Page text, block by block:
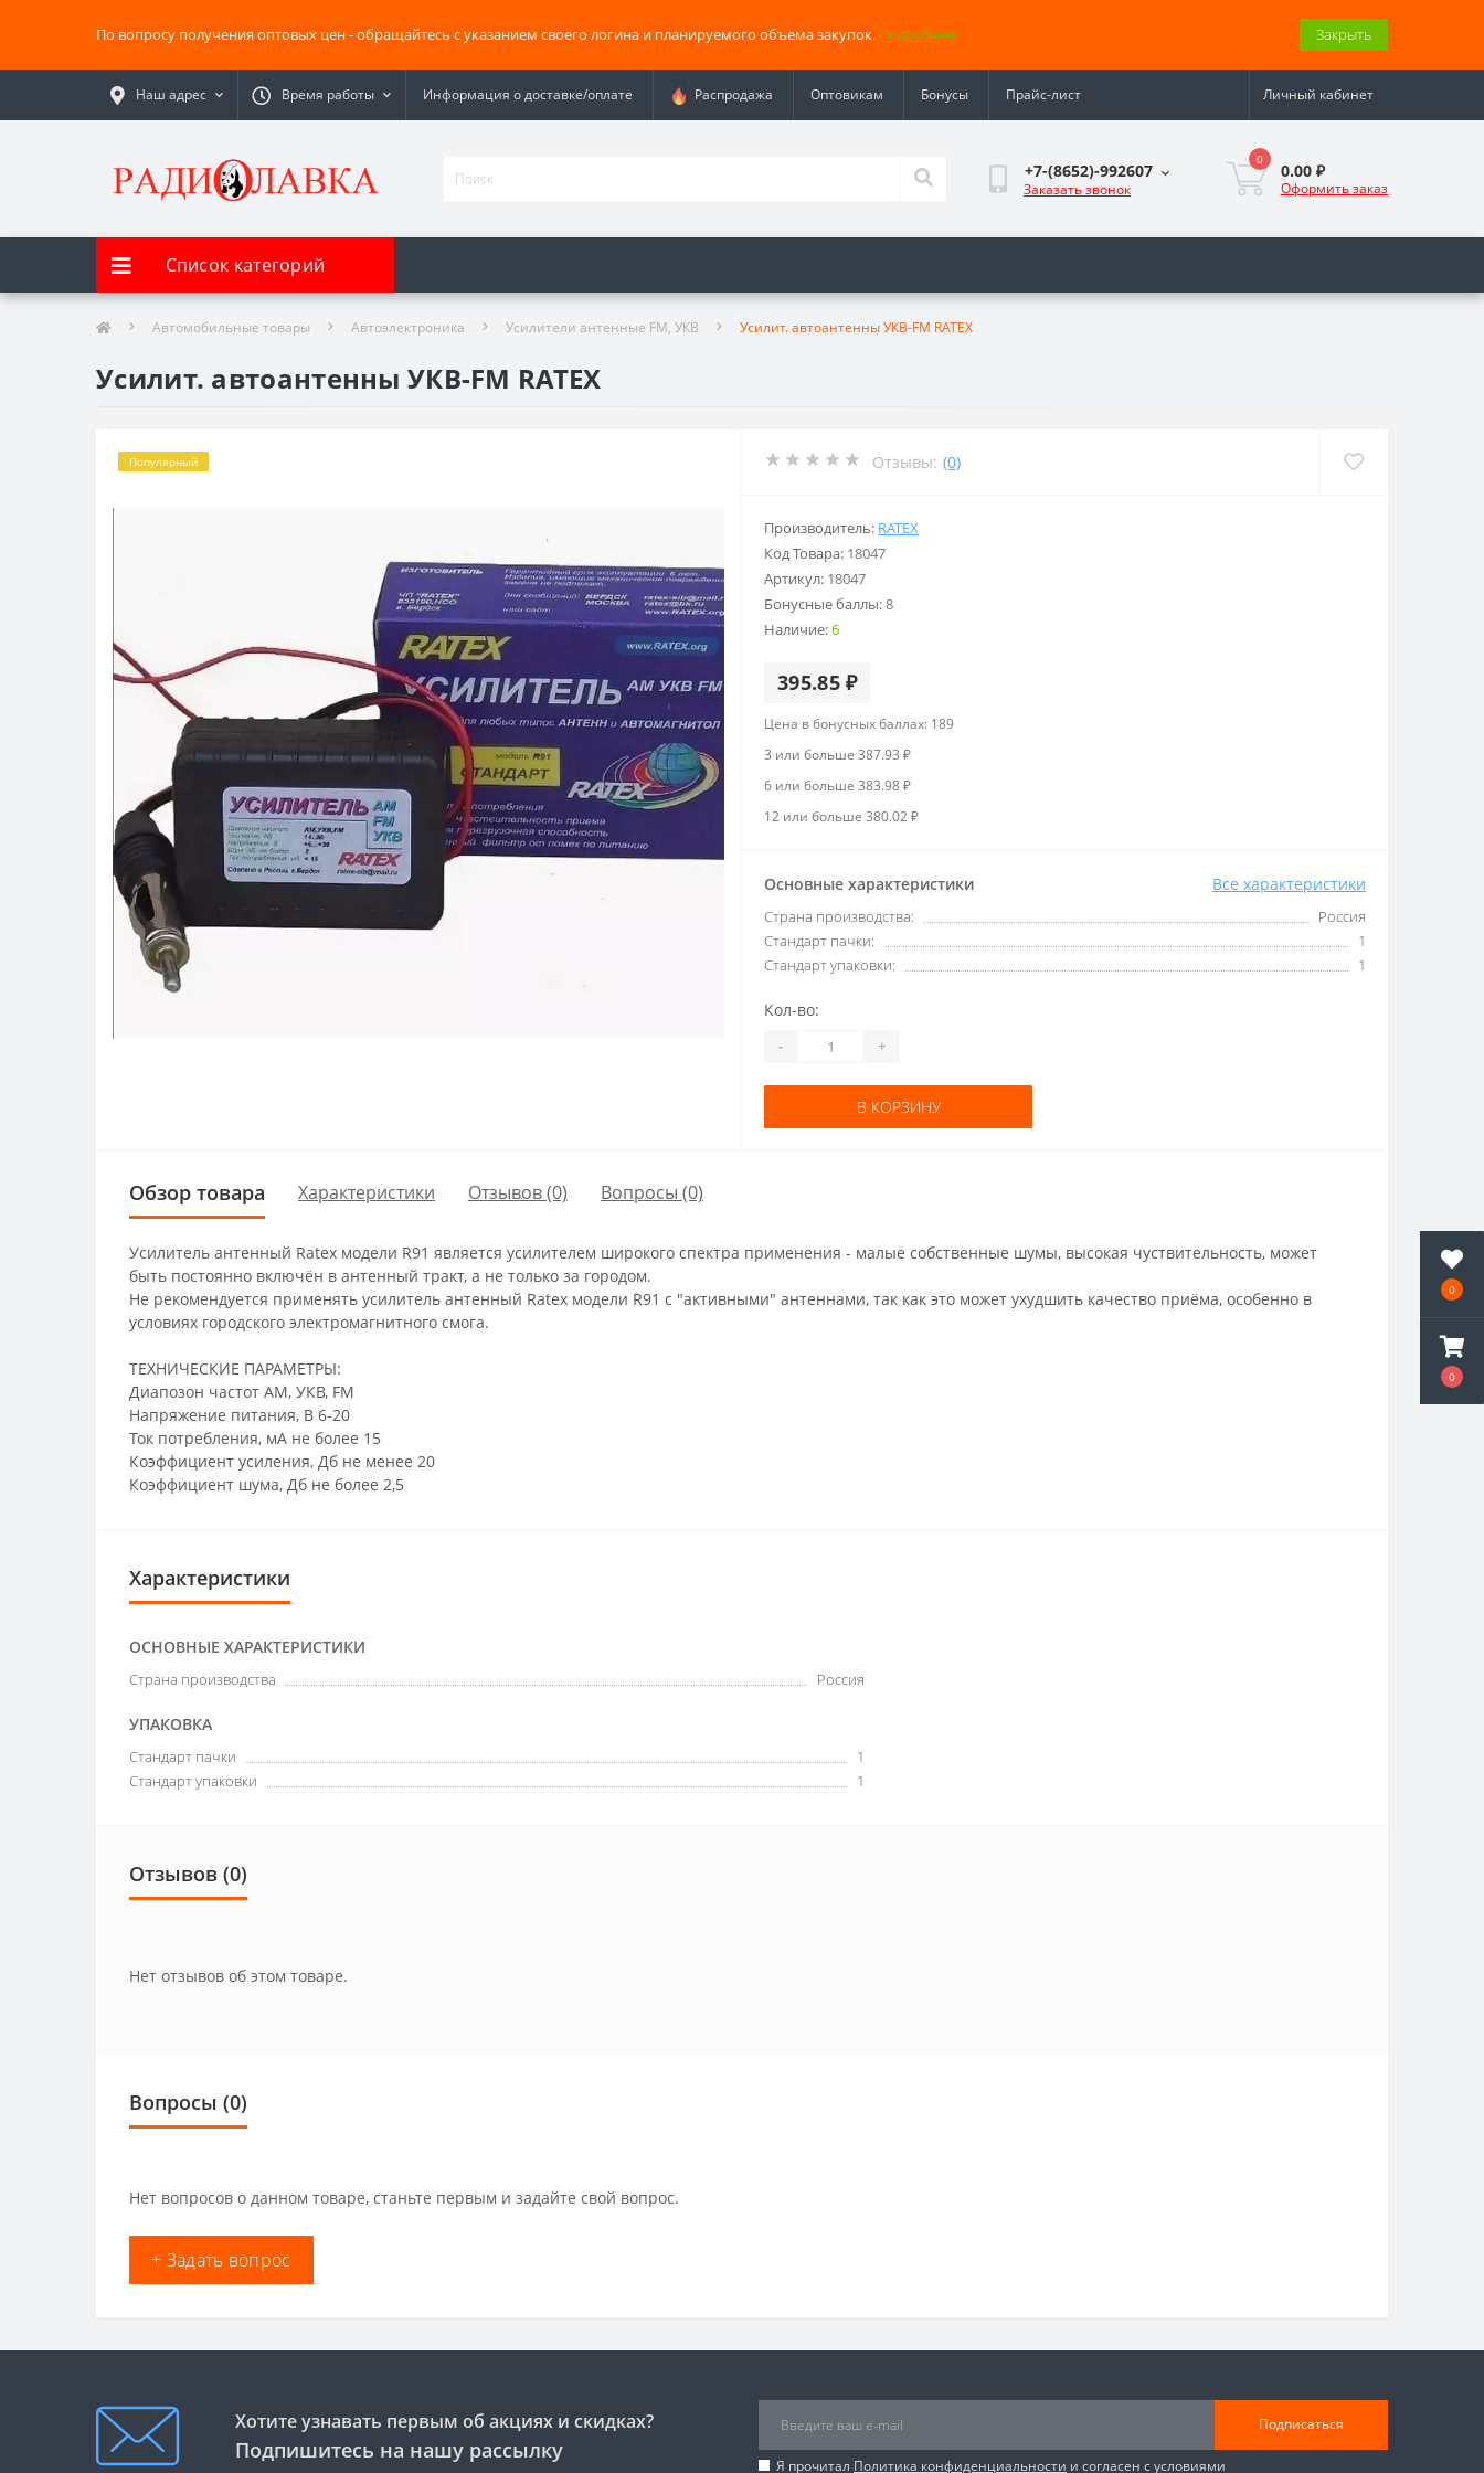
0
0
По вопросу получения оптовых цен - обращайтесь с указанием своего логина и планируемого объема закупок. Подробнее Закрыть
Наш адрес Время работы Информация о доставке/оплате Распродажа Оптовикам Бонусы Прайс-лист Личный кабинет
+7-(8652)-992607
Заказать звонок
0
0.00 ₽
Оформить заказ
Список категорий
Автомобильные товары Автоэлектроника Усилители антенные FM, УКВ Усилит. автоантенны УКВ-FM RATEX
Усилит. автоантенны УКВ-FM RATEX
Популярный Отзывы: (0)
Производитель: RATEX
Код Товара: 18047
Артикул: 18047
Бонусные баллы:8
Наличие:6
395.85 ₽
Цена в бонусных баллах: 189
3 или больше 387.93 ₽
6 или больше 383.98 ₽
12 или больше 380.02 ₽
Основные характеристики Все характеристики
Страна производства:
Россия
Стандарт пачки:
1
Стандарт упаковки:
1
Кол-во:
- +
В КОРЗИНУ
Обзор товара Характеристики Отзывов (0) Вопросы (0)
Усилитель антенный Ratex модели R91 является усилителем широкого спектра применения - малые собственные шумы, высокая чуствительность, может
быть постоянно включён в антенный тракт, а не только за городом.
Не рекомендуется применять усилитель антенный Ratex модели R91 с "активными" антеннами, так как это может ухудшить качество приёма, особенно в
условиях городского электромагнитного смога.
ТЕХНИЧЕСКИЕ ПАРАМЕТРЫ:
Диапозон частот АМ, УКВ, FM
Напряжение питания, В 6-20
Ток потребления, мА не более 15
Коэффициент усиления, Дб не менее 20
Коэффициент шума, Дб не более 2,5
Характеристики
ОСНОВНЫЕ ХАРАКТЕРИСТИКИ
Страна производства Россия
УПАКОВКА
Стандарт пачки
1
Стандарт упаковки
1
Отзывов (0)
Нет отзывов об этом товаре.
Вопросы (0)
Нет вопросов о данном товаре, станьте первым и задайте свой вопрос.
+ Задать вопрос
Хотите узнавать первым об акциях и скидках?
Подпишитесь на нашу рассылку
Подписаться
Я прочитал Политика конфиденциальности и согласен с условиями